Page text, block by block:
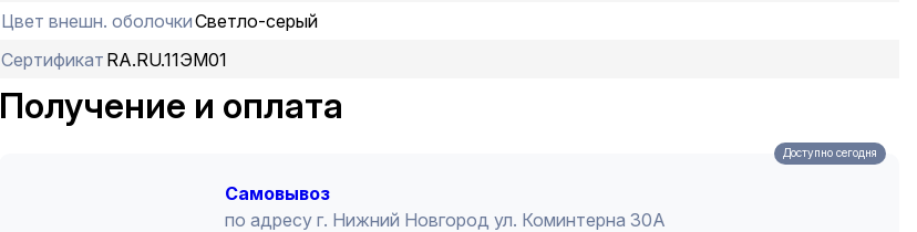
Цвет внешн. оболочкиСветло-серый
Сертификат RA.RU.11ЭМ01
Получение и оплата
Доступно сегодня
Cамовывоз
по адресу г. Нижний Новгород ул. Коминтерна 30А